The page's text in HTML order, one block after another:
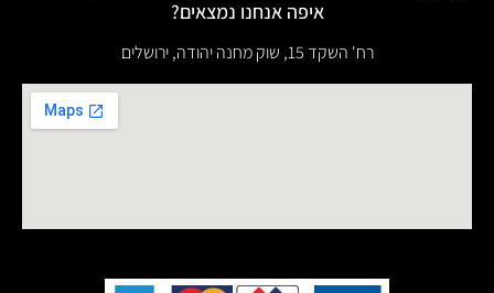
איפה אנחנו נמצאים?
רח' השקד 15, שוק מחנה יהודה, ירושלים